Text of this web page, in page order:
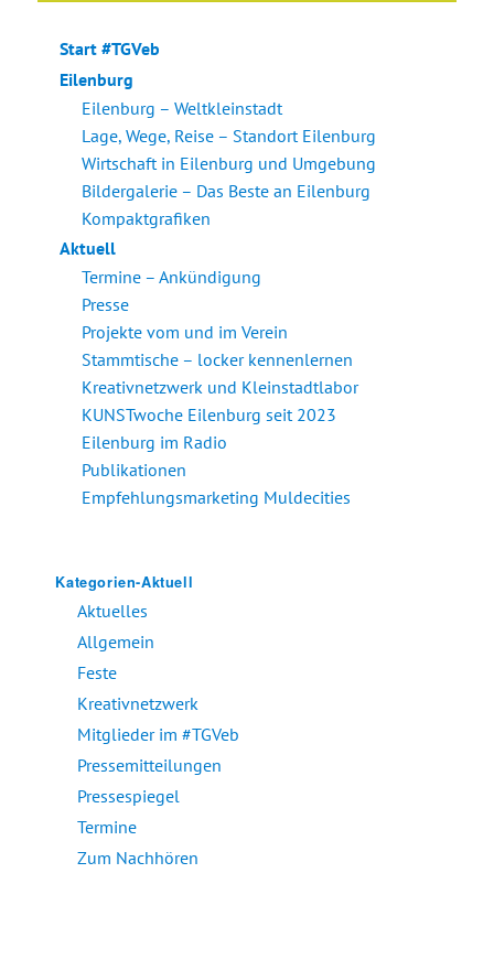
Start #TGVeb
Eilenburg
Eilenburg – Weltkleinstadt
Lage, Wege, Reise – Standort Eilenburg
Wirtschaft in Eilenburg und Umgebung
Bildergalerie – Das Beste an Eilenburg
Kompaktgrafiken
Aktuell
Termine – Ankündigung
Presse
Projekte vom und im Verein
Stammtische – locker kennenlernen
Kreativnetzwerk und Kleinstadtlabor
KUNSTwoche Eilenburg seit 2023
Eilenburg im Radio
Publikationen
Empfehlungsmarketing Muldecities
Kategorien-Aktuell
Aktuelles
Allgemein
Feste
Kreativnetzwerk
Mitglieder im #TGVeb
Pressemitteilungen
Pressespiegel
Termine
Zum Nachhören